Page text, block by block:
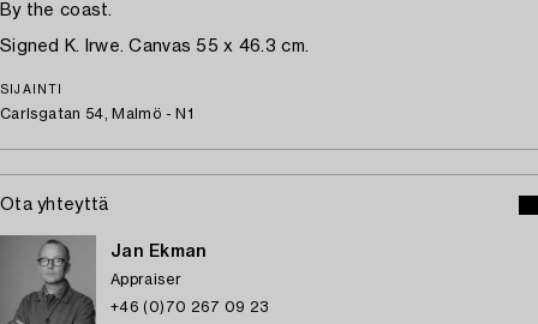
By the coast.
Signed K. Irwe. Canvas 55 x 46.3 cm.
SIJAINTI
Carlsgatan 54, Malmö - N1
Ota yhteyttä
Jan Ekman
Appraiser
+46 (0)70 267 09 23